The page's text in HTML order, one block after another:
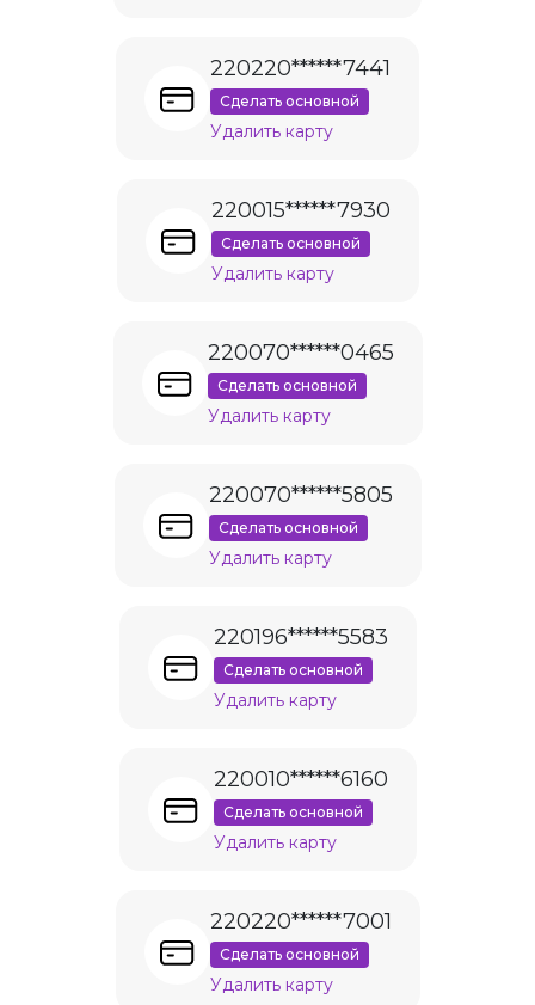
220220******7441
Сделать основной
Удалить карту
220015******7930
Сделать основной
Удалить карту
220070******0465
Сделать основной
Удалить карту
220070******5805
Сделать основной
Удалить карту
220196******5583
Сделать основной
Удалить карту
220010******6160
Сделать основной
Удалить карту
220220******7001
Сделать основной
Удалить карту